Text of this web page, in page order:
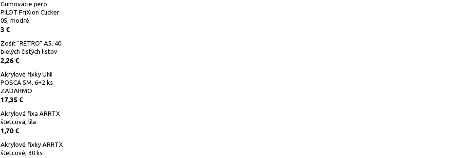
Gumovacie pero
PILOT FriXion Clicker
05, modré
3 €
Zošit "RETRO" A5, 40
bielých čistých listov
2,26 €
Akrylové fixky UNI
POSCA 5M, 6+2 ks
ZADARMO
17,35 €
Akrylová fixa ARRTX
štetcová, lila
1,70 €
Akrylové fixky ARRTX
štetcové, 30 ks